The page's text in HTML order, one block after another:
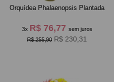
Orquídea Phalaenopsis Plantada
3x R$ 76,77 sem juros
R$ 255,90 R$ 230,31